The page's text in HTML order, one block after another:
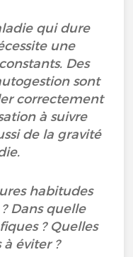
qui dure
une
Des
sont
correctement
à suivre
de la gravité
habitudes
Dans quelle
? Quelles
éviter ?